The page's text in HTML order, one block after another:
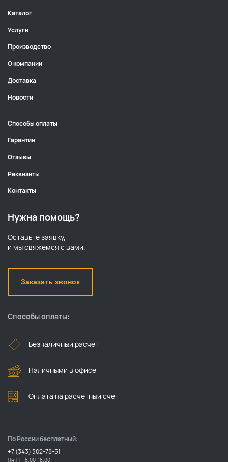
Нужна помощь?
Оставьте заявку,
и мы свяжемся с вами.
Заказать звонок
Каталог
Услуги
Производство
О компании
Доставка
Новости
Способы оплаты
Гарантии
Отзывы
Реквизиты
Контакты
Способы оплаты:
Безналичный расчет
Наличными в офисе
Оплата на расчетный счет
По России бесплатный:
+7 (343) 302-78-51
Пн-Пт: 8.00-18.00